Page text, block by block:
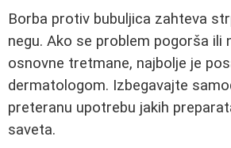
Borba protiv bubuljica zahteva
negu. Ako se problem pogorša ili
osnovne tretmane, najbolje je
dermatologom. Izbegavajte
preteranu upotrebu jakih
saveta.